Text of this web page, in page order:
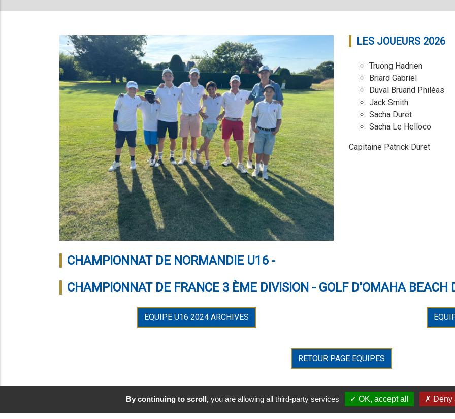
LES JOUEURS 2026
Truong Hadrien
Briard Gabriel
Duval Bruand Philéas
Jack Smith
Sacha Duret
Sacha Le Helloco
Capitaine Patrick Duret
CHAMPIONNAT DE NORMANDIE U16 -
CHAMPIONNAT DE FRANCE 3 ÈME DIVISION - GOLF D'OMAHA
EQUIPE U16 2024 ARCHIVES
RETOUR PAGE EQUIPES
A PROPOS CONTACT
By continuing to scroll,you are allowing all third-party services OK, accept all Deny